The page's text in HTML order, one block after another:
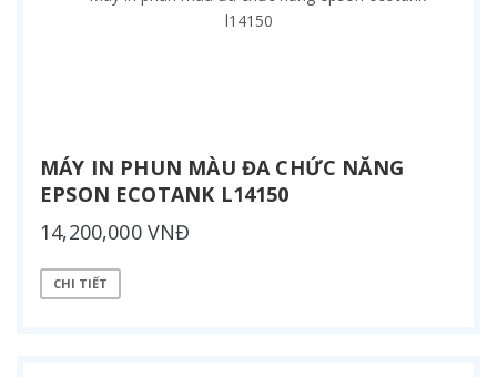
MÁY IN PHUN MÀU ĐA CHỨC NĂNG
EPSON ECOTANK L14150
14,200,000 VNĐ
CHI TIẾT